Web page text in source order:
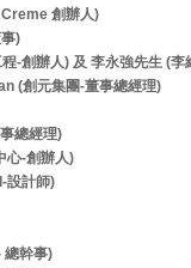
創辦人)
)
-創辦人) 及 李永強先生 (
(創元集團-董事總經理)
總經理)
心-創辦人)
設計師)
總幹事)